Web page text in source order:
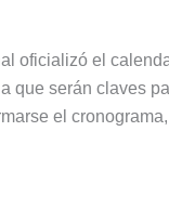
oficializó el
que serán claves
el